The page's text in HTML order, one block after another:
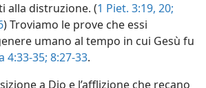
alla distruzione. (1 Piet. 3:19, 20;
) Troviamo le prove che essi
umano al tempo in cui Gesù fu
4:33-35; 8:27-33.
a Dio e l’afflizione che recano